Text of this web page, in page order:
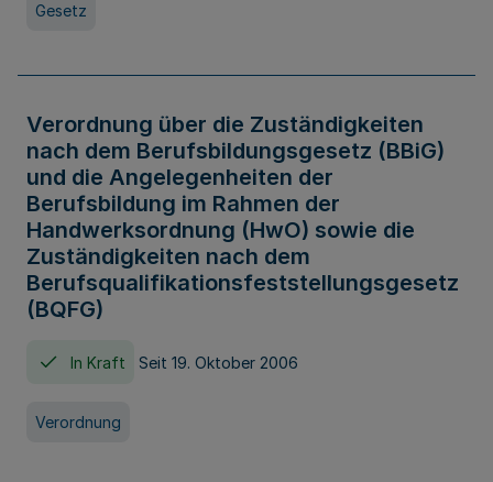
Gesetz
Verordnung über die Zuständigkeiten
nach dem Berufsbildungsgesetz (BBiG)
und die Angelegenheiten der
Berufsbildung im Rahmen der
Handwerksordnung (HwO) sowie die
Zuständigkeiten nach dem
Berufsqualifikationsfeststellungsgesetz
(BQFG)
In Kraft Seit 19. Oktober 2006
Verordnung